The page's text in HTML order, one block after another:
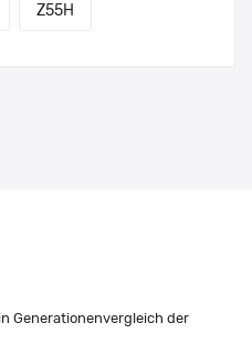
Z55H
Generationenvergleich der